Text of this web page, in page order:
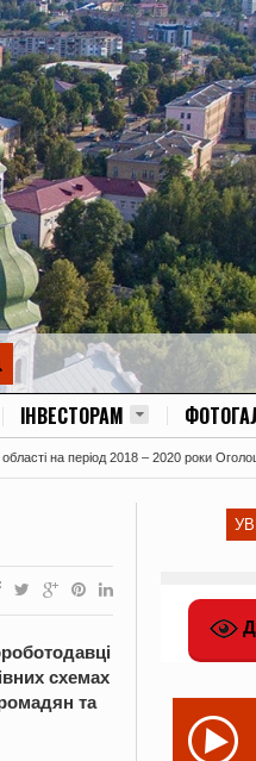
ІНВЕСТОРАМ
на період 2018 – 2020 роки
схемах
та